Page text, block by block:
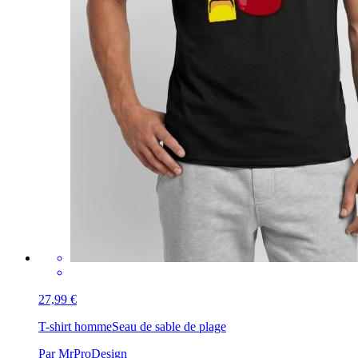
27,99 €
T-shirt hommeSeau de sable de plage
Par MrProDesign